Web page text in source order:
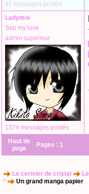
97 messages postés
Ladymoi
Seb my love
admin superieur
1374 messages postés
Haut de
page
Pages : 1
Le cerisier de cristal
°
Un grand manga papier